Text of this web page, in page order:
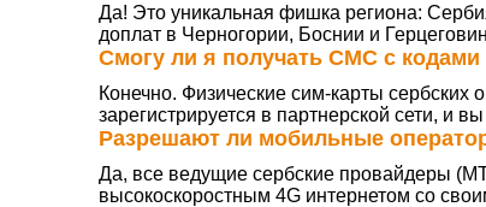
Да! Это уникальная фишка региона:
доплат в Черногории, Боснии и
Смогу ли я получать СМС с кодами
Конечно. Физические сим-карты
зарегистрируется в партнерской сети, и
Разрешают ли мобильные
Да, все ведущие сербские провайдеры
высокоскоростным 4G интернетом со